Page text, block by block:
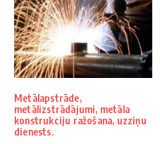
Metālapstrāde,
metālizstrādājumi, metāla
konstrukciju ražošana, uzziņu
dienests.